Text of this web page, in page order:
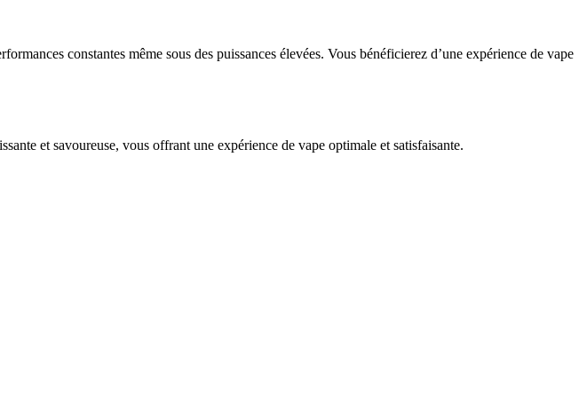
constantes même sous des puissances élevées. Vous bénéficierez d’une expérience de vape
et savoureuse, vous offrant une expérience de vape optimale et satisfaisante.